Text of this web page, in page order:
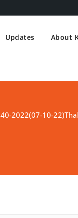
Updates About
40-2022(07-10-